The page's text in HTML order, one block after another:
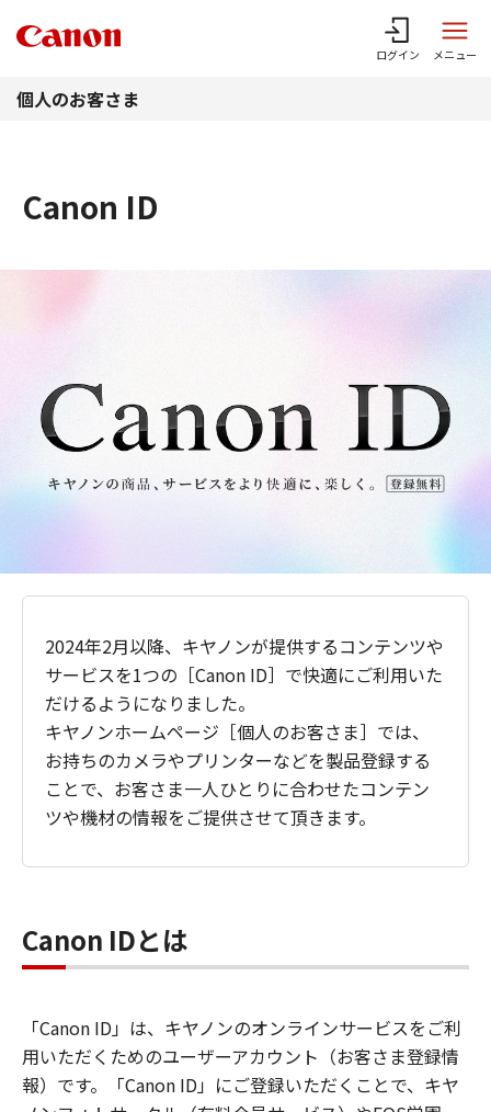
ログイン メニュー
個人のお客さま
Canon ID
2024年2月以降、キヤノンが提供するコンテンツや
サービスを1つの［Canon ID］で快適にご利用いた
だけるようになりました。
キヤノンホームページ［個人のお客さま］では、
お持ちのカメラやプリンターなどを製品登録する
ことで、お客さま一人ひとりに合わせたコンテン
ツや機材の情報をご提供させて頂きます。
Canon IDとは
「Canon ID」は、キヤノンのオンラインサービスをご利
用いただくためのユーザーアカウント（お客さま登録情
報）です。「Canon ID」にご登録いただくことで、キヤ